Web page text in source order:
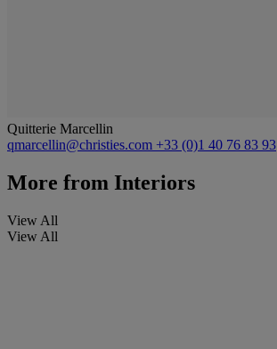
Quitterie Marcellin
qmarcellin@christies.com +33 (0)1 40 76 83 93
More from Interiors
View All
View All